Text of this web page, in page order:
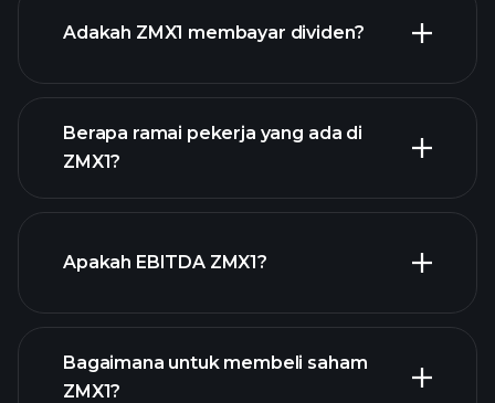
kewangan ZMX1
Adakah ZMX1 membayar dividen?
Berapa ramai pekerja yang ada di
ZMX1?
majikan terbesar
Apakah EBITDA ZMX1?
Bagaimana untuk membeli saham
ZMX1?